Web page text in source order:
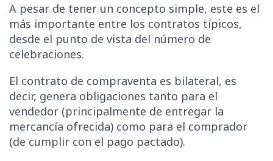
A pesar de tener un concepto simple, este es el
más importante entre los contratos típicos,
desde el punto de vista del número de
celebraciones.
El contrato de compraventa es bilateral, es
decir, genera obligaciones tanto para el
vendedor (principalmente de entregar la
mercancía ofrecida) como para el comprador
(de cumplir con el pago pactado).